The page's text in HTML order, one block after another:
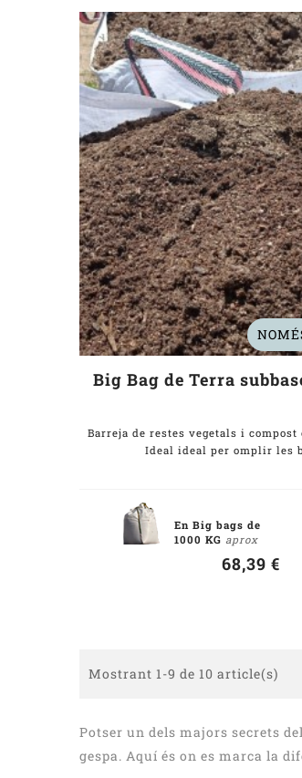
Big Bag de Terra
Barreja de restes vegetals i compost
Ideal ideal per omplir les
En Big bags de
1000 KG aprox
68,39 €
Mostrant 1-9 de 10 article(s)
Potser un dels majors secrets
gespa. Aquí és on es marca la